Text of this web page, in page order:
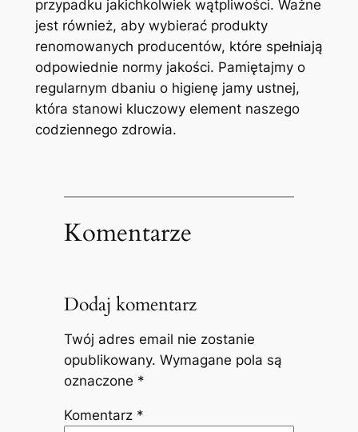
przypadku jakichkolwiek ⁢wątpliwości. Ważne
jest ⁣również,‍ aby wybierać produkty
renomowanych⁢ producentów,​ które ⁤spełniają
odpowiednie normy ⁤jakości. Pamiętajmy o
regularnym dbaniu ⁤o higienę jamy ustnej,
która stanowi kluczowy element naszego
codziennego zdrowia.
Komentarze
Dodaj komentarz
Twój adres email nie zostanie
opublikowany. Wymagane pola są
oznaczone *
Komentarz *